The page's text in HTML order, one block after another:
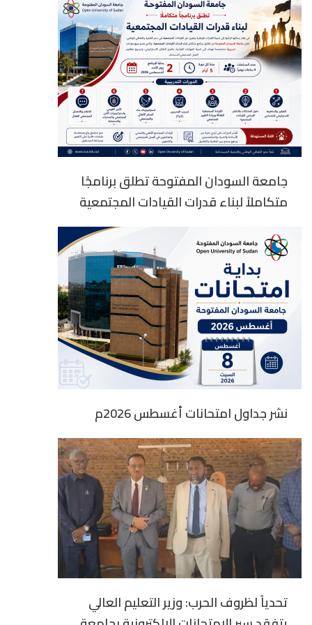
جامعة السودان المفتوحة تطلق برنامجًا
متكاملاً لبناء قدرات القيادات المجتمعية
نشر جداول امتحانات أغسطس 2026م
تحدياً لظروف الحرب: وزير التعليم العالي